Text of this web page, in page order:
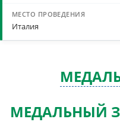
Италия
МЕДАЛЬНЫЙ